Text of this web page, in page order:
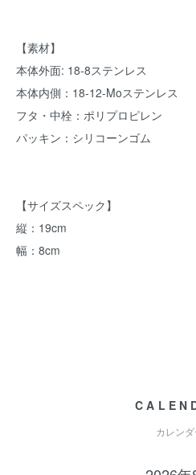
【素材】
本体外面: 18-8ステンレス
本体内側：18-12-Moステンレス
フタ・中栓：ポリプロピレン
パッキン：シリコーンゴム
【サイズスペック】
縦：19cm
幅：8cm
カレン